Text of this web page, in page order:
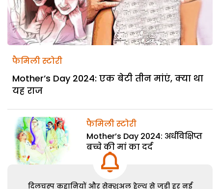
फैमिली स्टोरी
Mother’s Day 2024: एक बेटी तीन मांएं, क्या था
यह राज
फैमिली स्टोरी
Mother’s Day 2024: अर्धविक्षिप्त
बच्चे की मां का दर्द
दिलचस्प कहानियों और सेक्शुअल हेल्थ से जुड़ी हर नई